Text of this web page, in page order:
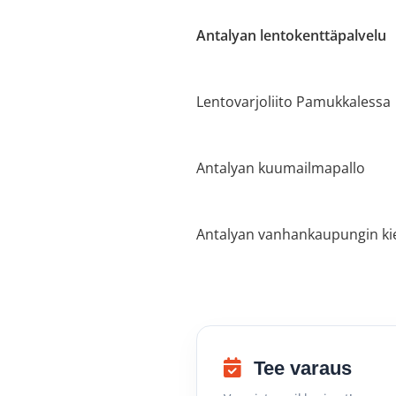
Antalyan lentokenttäpalvelu
Lentovarjoliito Pamukkalessa
Antalyan kuumailmapallo
Antalyan vanhankaupungin
Tee varaus